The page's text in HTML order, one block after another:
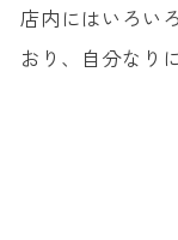
店内にはいろい
おり、自分なり